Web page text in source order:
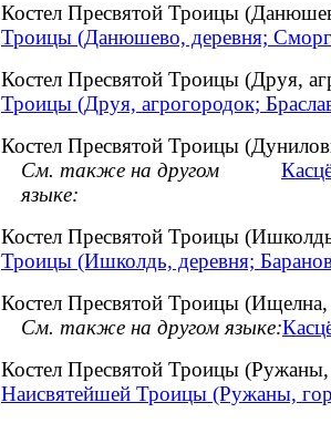
Костел Пресвятой Троицы
Троицы (Данюшево, деревня;
Костел Пресвятой Троицы (Друя,
Троицы (Друя, агрогородок;
Костел Пресвятой Троицы
См. также на другом
языке:
Костел Пресвятой Троицы
Троицы (Ишколдь, деревня;
Костел Пресвятой Троицы
См. также на другом языке:
Костел Пресвятой Троицы
Наисвятейшей Троицы (Ружаны,